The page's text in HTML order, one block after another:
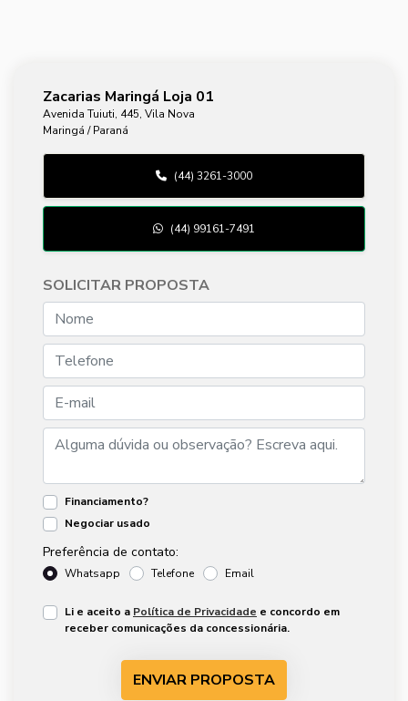
Zacarias Maringá Loja 01
Avenida Tuiuti, 445, Vila Nova
Maringá / Paraná
(44) 3261-3000
(44) 99161-7491
SOLICITAR PROPOSTA
Financiamento?
Negociar usado
Preferência de contato:
Whatsapp Telefone Email
Li e aceito a Política de Privacidade e concordo em
receber comunicações da concessionária.
ENVIAR PROPOSTA